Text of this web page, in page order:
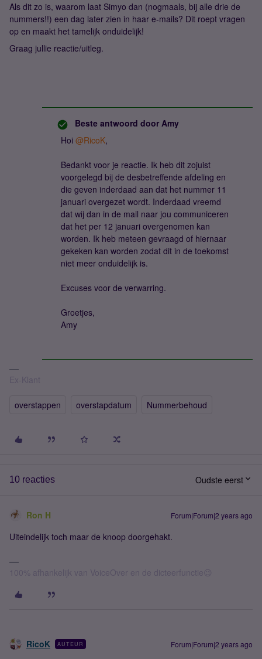
Als dit zo is, waarom laat Simyo dan (nogmaals, bij alle drie de
nummers!!) een dag later zien in haar e-mails? Dit roept vragen
op en maakt het tamelijk onduidelijk!
Graag jullie reactie/uitleg.
Beste antwoord door Amy
Hoi @RicoK,
Bedankt voor je reactie. Ik heb dit zojuist
voorgelegd bij de desbetreffende afdeling en
die geven inderdaad aan dat het nummer 11
januari overgezet wordt. Inderdaad vreemd
dat wij dan in de mail naar jou communiceren
dat het per 12 januari overgenomen kan
worden. Ik heb meteen gevraagd of hiernaar
gekeken kan worden zodat dit in de toekomst
niet meer onduidelijk is.
Excuses voor de verwarring.
Groetjes,
Amy
Ex-Klant
overstappen overstapdatum Nummerbehoud
10 reacties Oudste eerst
Ron H Forum|Forum|2 years ago
Uiteindelijk toch maar de knoop doorgehakt.
100% afhankelijk van VoiceOver en de dicteerfunctie😉
RicoK AUTEUR Forum|Forum|2 years ago